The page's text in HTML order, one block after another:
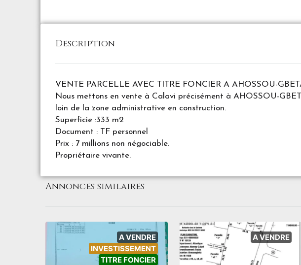
Description
VENTE PARCELLE AVEC TITRE FONCIER A AHOSSOU-
Nous mettons en vente à Calavi précisément à AHOSSOU-
loin de la zone administrative en construction.
Superficie :333 m2
Document : TF personnel
Prix : 7 millions non négociable.
Propriétaire vivante.
Annonces similaires
A VENDRE
INVESTISSEMENT
TITRE FONCIER
A VENDRE